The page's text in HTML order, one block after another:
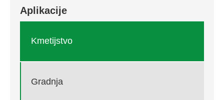
Aplikacije
Kmetijstvo
Gradnja